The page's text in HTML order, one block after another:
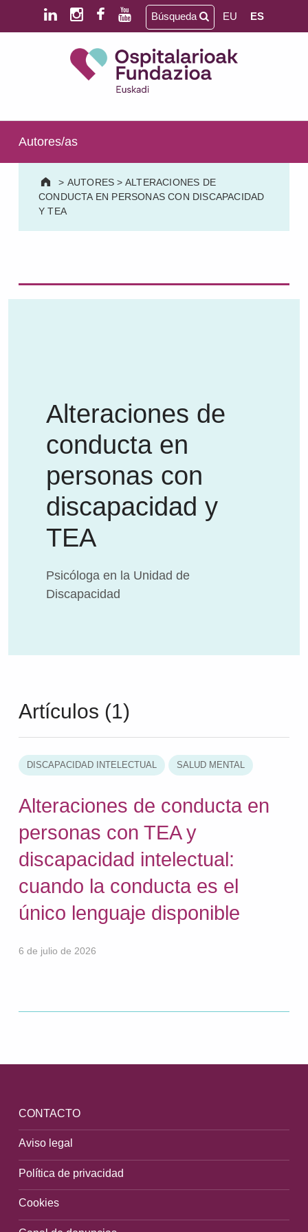
Saltar al contenido principal
Saltar al pie de página
SALUD MENTAL | DISCAPACIDAD INTELECTUAL | NEURORREHABILITACIÓN Y DAÑO CEREBRAL | PERSONA MAYOR
Búsqueda EU ES
Autores/as
> AUTORES > ALTERACIONES DE
CONDUCTA EN PERSONAS CON DISCAPACIDAD
Y TEA
Alteraciones de
conducta en
personas con
discapacidad y
TEA
Psicóloga en la Unidad de
Discapacidad
Artículos (1)
DISCAPACIDAD INTELECTUAL SALUD MENTAL
Alteraciones de conducta en
personas con TEA y
discapacidad intelectual:
cuando la conducta es el
único lenguaje disponible
6 de julio de 2026
CONTACTO
Aviso legal
Política de privacidad
Cookies